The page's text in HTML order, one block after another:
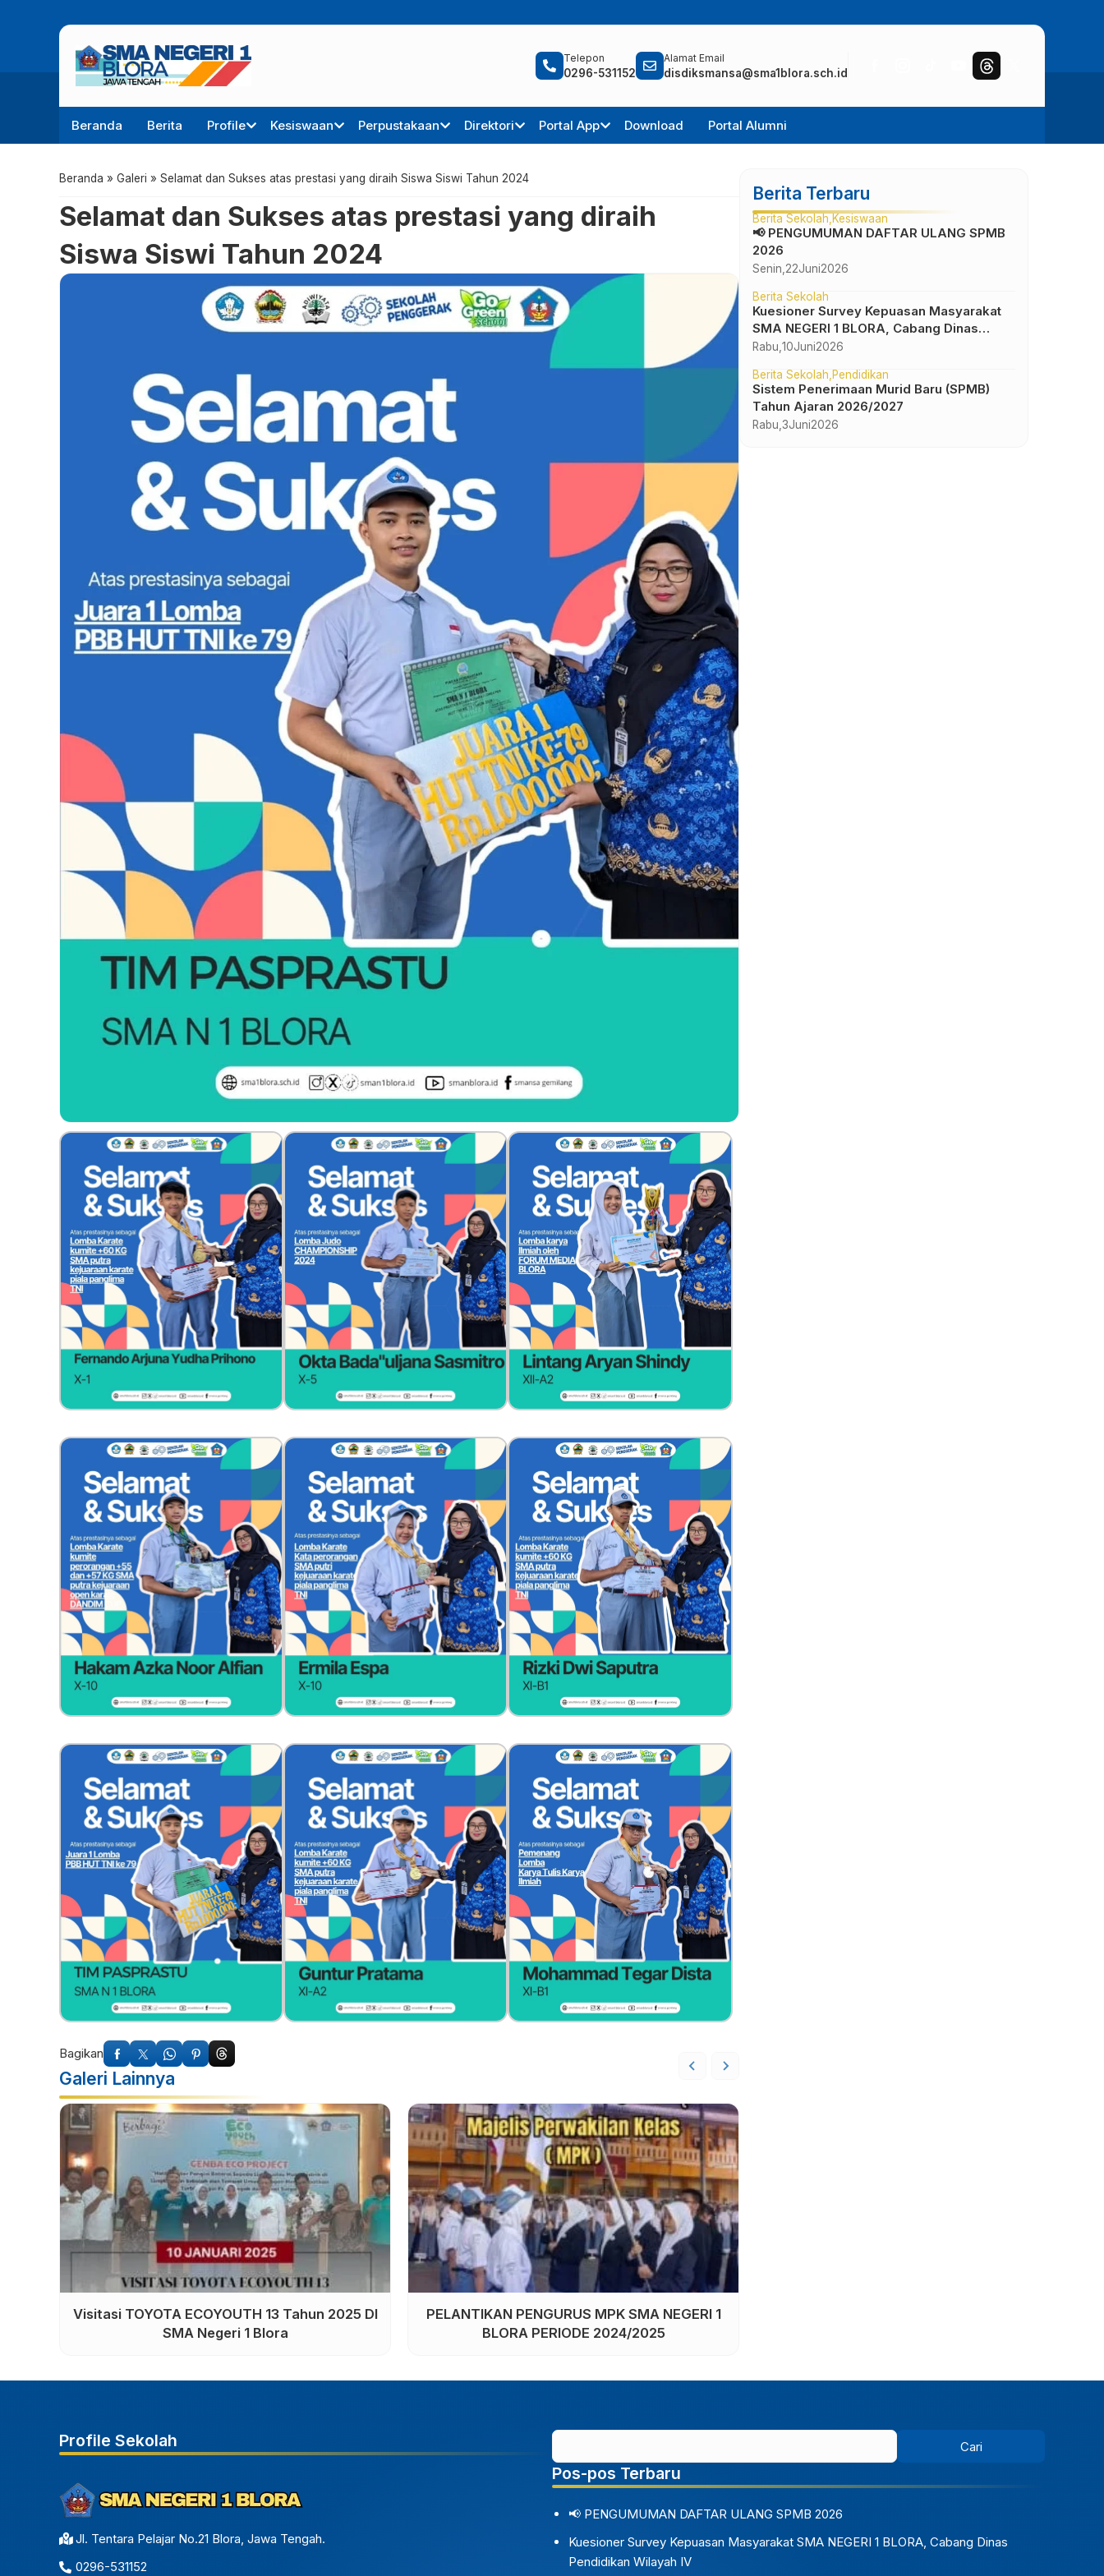
Telepon
0296-531152
Alamat Email
disdiksmansa@sma1blora.sch.id
Beranda Berita Profile Kesiswaan Perpustakaan Direktori Portal App Download Portal Alumni
Beranda » Galeri » Selamat dan Sukses atas prestasi yang diraih Siswa Siswi Tahun 2024
Selamat dan Sukses atas prestasi yang diraih
Siswa Siswi Tahun 2024
Bagikan
Galeri Lainnya
Jalan Santai Kampanye Brand Sekolah Dalam
rangka memperingati HUT ke-65 SMAN 1
English Camp Batch 2
Berita Terbaru
Berita Sekolah Kesiswaan
📢 PENGUMUMAN DAFTAR ULANG SPMB
2026
Senin, 22Juni2026
Berita Sekolah
Kuesioner Survey Kepuasan Masyarakat
SMA NEGERI 1 BLORA, Cabang Dinas
Pendidikan Wilayah IV
Rabu, 10Juni2026
Berita Sekolah Pendidikan
Sistem Penerimaan Murid Baru (SPMB)
Tahun Ajaran 2026/2027
Rabu, 3Juni2026
Profile Sekolah
Jl. Tentara Pelajar No.21 Blora, Jawa Tengah.
0296-531152
Pos-pos Terbaru
📢 PENGUMUMAN DAFTAR ULANG SPMB 2026
Kuesioner Survey Kepuasan Masyarakat SMA NEGERI 1 BLORA, Cabang Dinas
Pendidikan Wilayah IV